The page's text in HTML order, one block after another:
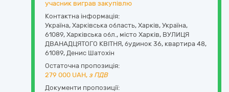
учасник виграв закупівлю
Контактна інформація:
Україна, Харківська область, Харків, Україна,
61089, Харківська обл., місто Харків, ВУЛИЦЯ
ДВАНАДЦЯТОГО КВІТНЯ, будинок 36, квартира 48,
61089, Денис Шатохін
Остаточна пропозиція:
279 000 UAH, з ПДВ
Документи пропозиції: